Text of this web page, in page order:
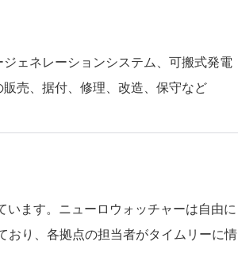
ェネレーションシステム、可搬式発電
売、据付、修理、改造、保守など
います。ニューロウォッチャーは自由に
おり、各拠点の担当者がタイムリーに情